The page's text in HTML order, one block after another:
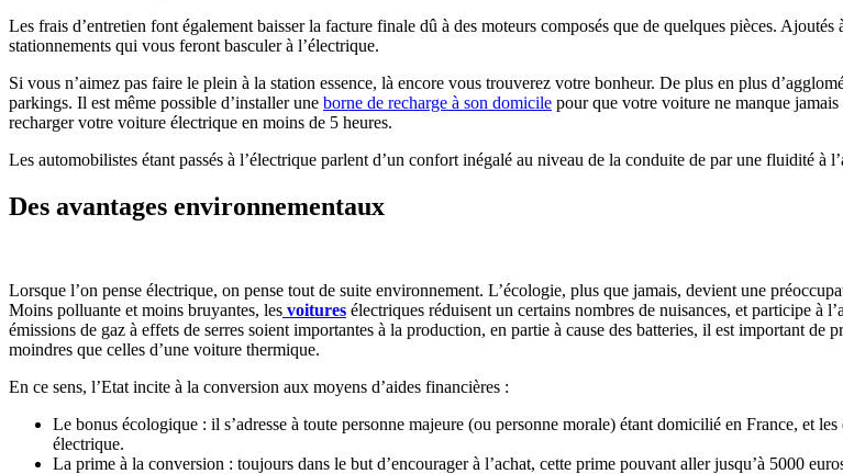
Les frais d’entretien font également baisser la facture finale dû à des moteurs composés que de quelques pièces.
stationnements qui vous feront basculer à l’électrique.
Si vous n’aimez pas faire le plein à la station essence, là encore vous trouverez votre bonheur. De plus en plus
parkings. Il est même possible d’installer une borne de recharge à son domicile pour que votre voiture ne manque jamais
recharger votre voiture électrique en moins de 5 heures.
Les automobilistes étant passés à l’électrique parlent d’un confort inégalé au niveau de la conduite de par une fluidité à
Des avantages environnementaux
Lorsque l’on pense électrique, on pense tout de suite environnement. L’écologie, plus que jamais, devient une
Moins polluante et moins bruyantes, les voitures électriques réduisent un certains nombres de nuisances, et participe à
émissions de gaz à effets de serres soient importantes à la production, en partie à cause des batteries, il est important
moindres que celles d’une voiture thermique.
En ce sens, l’Etat incite à la conversion aux moyens d’aides financières :
Le bonus écologique : il s’adresse à toute personne majeure (ou personne morale) étant domicilié en France, et
électrique.
La prime à la conversion : toujours dans le but d’encourager à l’achat, cette prime pouvant aller jusqu’à 5000